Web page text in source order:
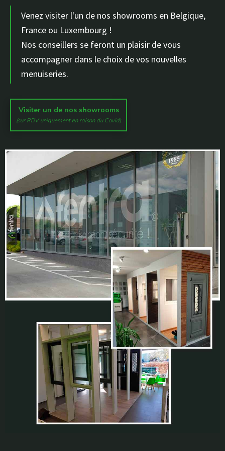
Venez visiter l'un de nos showrooms en Belgique,
France ou Luxembourg !
Nos conseillers se feront un plaisir de vous
accompagner dans le choix de vos nouvelles
menuiseries.
Visiter un de nos showrooms
(sur RDV uniquement en raison du Covid)